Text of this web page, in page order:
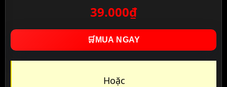
39.000₫
🛒 MUA NGAY
Hoặc